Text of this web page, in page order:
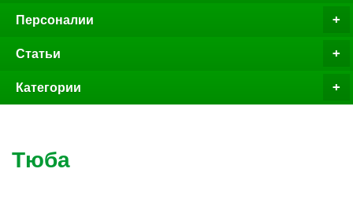
Персоналии
Статьи
Категории
Тюба